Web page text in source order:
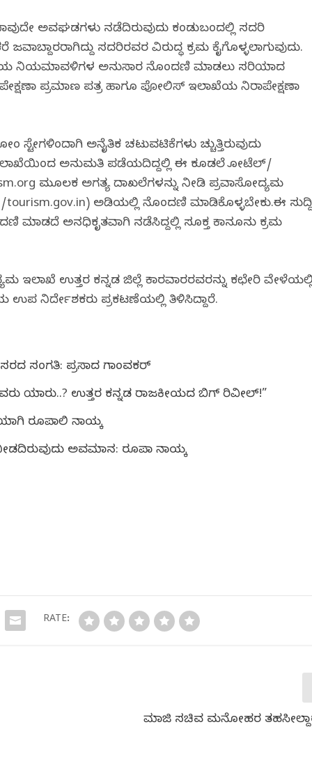
ಅವಘಡಗಳು ನಡೆದಿರುವುದು ಕಂಡುಬಂದಲ್ಲಿ ಸದರಿ
ಸದರಿರವರ ವಿರುದ್ಧ ಕ್ರಮ ಕೈಗೊಳ್ಳಲಾಗುವುದು.
ನಿಯಮಾವಳಿಗಳ ಅನುಸಾರ ನೊಂದಣಿ ಮಾಡಲು ಸರಿಯಾದ
ಪ್ರಮಾಣ ಪತ್ರ ಹಾಗೂ ಪೋಲಿಸ್ ಇಲಾಖೆಯ ನಿರಾಪೇಕ್ಷಣಾ
ಅನೈತಿಕ ಚಟುವಟಿಕೆಗಳು ಹೆಚ್ಚುತ್ತಿರುವುದು
ಇಲಾಖೆಯಿಂದ ಅನುಮತಿ ಪಡೆಯದಿದ್ದಲ್ಲಿ ಈ ಕೂಡಲೆ ಹೋಟೆಲ್/
ಮೂಲಕ ಅಗತ್ಯ ದಾಖಲೆಗಳನ್ನು ನೀಡಿ ಪ್ರವಾಸೋದ್ಯಮ
ಅಡಿಯಲ್ಲಿ ನೊಂದಣಿ ಮಾಡಿಕೊಳ್ಳಬೇಕು.ಈ
ಮಾಡದೆ ಅನಧಿಕೃತವಾಗಿ ನಡೆಸಿದ್ದಲ್ಲಿ ಸೂಕ್ತ ಕಾನೂನು ಕ್ರಮ
ಇಲಾಖೆ ಉತ್ತರ ಕನ್ನಡ ಜಿಲ್ಲೆ ಕಾರವಾರರವರನ್ನು ಕಛೇರಿ
ನಿರ್ದೇಶಕರು ಪ್ರಕಟಣೆಯಲ್ಲಿ ತಿಳಿಸಿದ್ದಾರೆ.
ಸಂಗತಿ: ಪ್ರಸಾದ ಗಾಂವಕರ್
ಯಾರು..? ಉತ್ತರ ಕನ್ನಡ ರಾಜಕೀಯದ ಬಿಗ್ ರಿವೀಲ್!”
ರೂಪಾಲಿ ನಾಯ್ಕ
ಅವಮಾನ: ರೂಪಾ ನಾಯ್ಕ
RATE:
ಮಾಜಿ ಸಚಿವ ಮನೋಹರ